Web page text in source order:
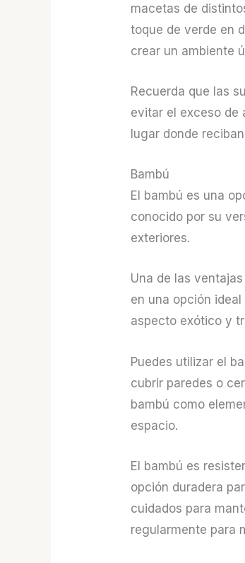
macetas de
toque de verde en
crear un ambiente
Recuerda que las
evitar el exceso de
lugar donde
Bambú
El bambú es una
conocido por su
exteriores.
Una de las
en una opción
aspecto exótico y
Puedes utilizar el
cubrir paredes o
bambú como
espacio.
El bambú es
opción duradera
cuidados para
regularmente para